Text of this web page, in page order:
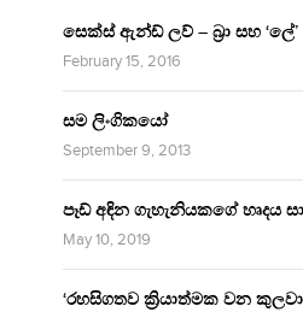
සෙක්ස් ඇන්ඩ් ලව් – බ්‍රා සහ ‘ලේ’
February 15, 2016
සම ලිංගිකයෝ
September 9, 2013
පෑඩ් අඳින ගැහැනියකගේ හෘදය
May 10, 2019
‘රහසිගතව ක්‍රියාත්මක වන